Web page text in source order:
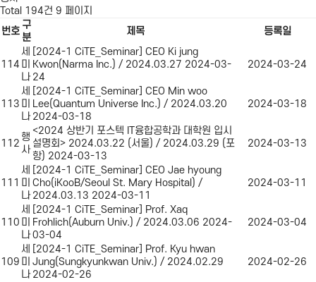
Total 194건 9 페이지
세
미
사
번호
구
분
제목 등록일
114
세
미
나
[2024-1 CiTE_Seminar] CEO Ki jung
Kwon(Narma Inc.) / 2024.03.27 2024-03-
24
2024-03-24
113
세
미
나
[2024-1 CiTE_Seminar] CEO Min woo
Lee(Quantum Universe Inc.) / 2024.03.20
2024-03-18
2024-03-18
112
행
사
<2024 상반기 포스텍 IT융합공학과 대학원 입시
설명회> 2024.03.22 (서울) / 2024.03.29 (포
항) 2024-03-13
2024-03-13
111
세
미
나
[2024-1 CiTE_Seminar] CEO Jae hyoung
Cho(iKooB/Seoul St. Mary Hospital) /
2024.03.13 2024-03-11
2024-03-11
110
세
미
나
[2024-1 CiTE_Seminar] Prof. Xaq
Frohlich(Auburn Univ.) / 2024.03.06 2024-
03-04
2024-03-04
109
세
미
나
[2024-1 CiTE_Seminar] Prof. Kyu hwan
Jung(Sungkyunkwan Univ.) / 2024.02.29
2024-02-26
2024-02-26